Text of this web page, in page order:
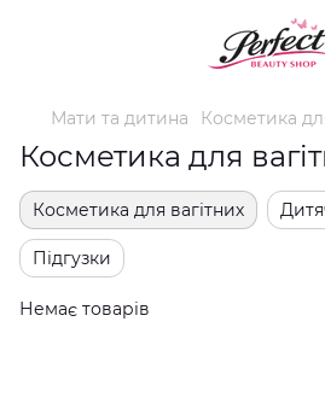
Мати та дитина Косметика
Косметика для
Косметика для вагітних
Підгузки
Немає товарів